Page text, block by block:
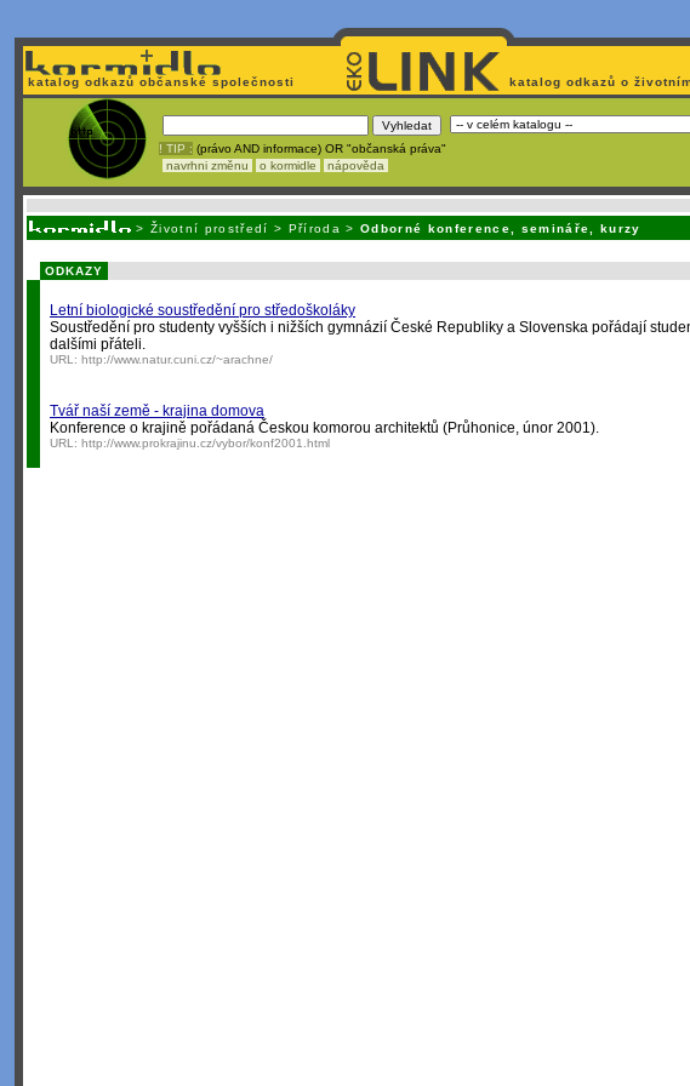
katalog odkazů občanské společnosti katalog odkazů o
! TIP : (právo AND informace) OR "občanská práva"
navrhni změnu
o kormidle nápověda
> Životní prostředí > Příroda >Odborné konference, semináře, kurzy
ODKAZY
Letní biologické soustředění pro středoškoláky
Soustředění pro studenty vyšších i nižších gymnázií České Republiky a Slovenska pořádají
dalšími přáteli.
URL: http://www.natur.cuni.cz/~arachne/
Tvář naší země - krajina domova
Konference o krajině pořádaná Českou komorou architektů (Průhonice, únor 2001).
URL: http://www.prokrajinu.cz/vybor/konf2001.html